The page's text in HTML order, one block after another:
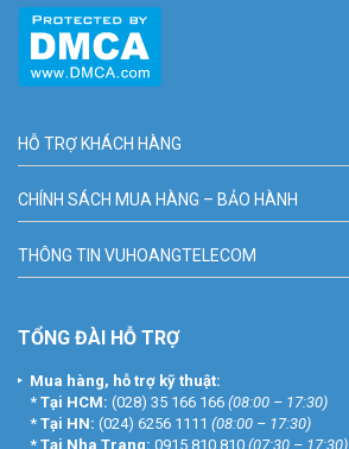
HỖ TRỢ KHÁCH HÀNG
CHÍNH SÁCH MUA HÀNG – BẢO HÀNH
THÔNG TIN VUHOANGTELECOM
TỔNG ĐÀI HỖ TRỢ
Mua hàng, hỗ trợ kỹ thuật:
* Tại HCM: (028) 35 166 166 (08:00 – 17:30)
* Tại HN: (024) 6256 1111 (08:00 – 17:30)
* Tại Nha Trang: 0915 810 810 (07:30 – 17:30)